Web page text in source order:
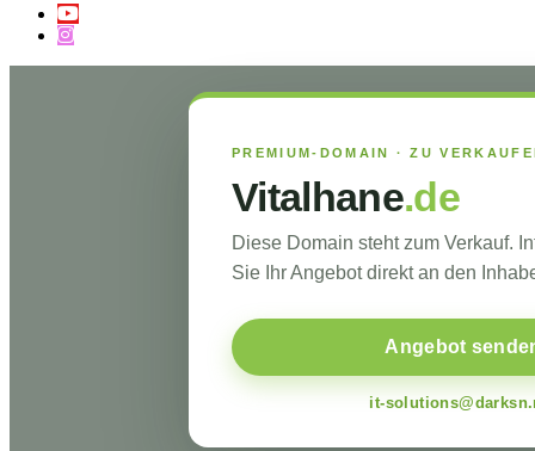
PREMIUM-DOMAIN · ZU
Vitalhane.de
Diese Domain steht zum Verkauf.
Sie Ihr Angebot direkt an den
Angebot
it-